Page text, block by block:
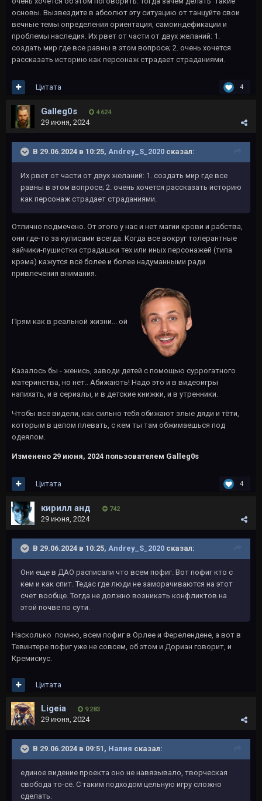
основы. Вызвездите в абсолют эту ситуацию от танцуйте свои
вечные темы определения ориентация, самоиндефикации и
проблемы наследия. Их рвет от части от двух желаний: 1.
создать мир где все равны в этом вопросе; 2. очень хочется
рассказать историю как персонаж страдает страданиями.
4
Цитата
Galleg0s 4 624
29 июня, 2024
В 29.06.2024 в 10:25, Andrey_S_2020 сказал:
Их рвет от части от двух желаний: 1. создать мир где все
равны в этом вопросе; 2. очень хочется рассказать историю
как персонаж страдает страданиями.
Отлично подмечено. От этого у нас и нет магии крови и рабства,
они где-то за кулисами всегда. Когда все вокруг толерантные
зайчики-пушистки страдашки тех или иных персонажей (типа
крэма) кажутся всё более и более надуманными ради
привлечения внимания.
Прям как в реальной жизни... ой
Казалось бы - женись, заводи детей с помощью суррогатного
материнства, но нет.. Абижають! Надо это и в видеоигры
напихать, и в сериалы, и в детские книжки, и в утренники.
Чтобы все видели, как сильно тебя обижают злые дяди и тёти,
которым в целом плевать, с кем ты там обжимаешься под
одеялом.
Изменено 29 июня, 2024 пользователем Galleg0s
4
Цитата
кирилл анд 742
29 июня, 2024
В 29.06.2024 в 10:25, Andrey_S_2020 сказал:
Они еще в ДАО расписали что всем пофиг. Вот пофиг кто с
кем и как спит. Тедас где люди не заморачиваются на этот
счет вообще. Тогда не должно возникать конфликтов на
этой почве по сути.
Насколько помню, всем пофиг в Орлее и Ферелендене, а вот в
Тевинтере пофиг уже не совсем, об этом и Дориан говорит, и
Кремисиус.
Цитата
Ligeia 9 283
29 июня, 2024
В 29.06.2024 в 09:51, Налия сказал:
единое видение проекта оно не навязывало, творческая
свобода то-сё. С таким подходом цельную игру сложно
сделать.